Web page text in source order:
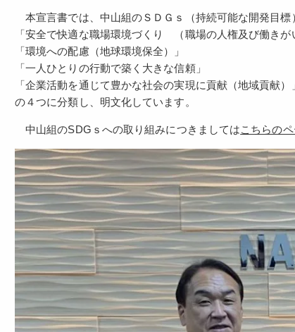
本宣言書では、中山組のＳＤＧｓ（持続可能な開発目標
「安全で快適な職場環境づくり （職場の人権及び働きが
「環境への配慮（地球環境保全）」
「一人ひとりの行動で築く大きな信頼」
「企業活動を通じて豊かな社会の実現に貢献（地域貢献）
の４つに分類し、明文化しています。
中山組のSDGｓへの取り組みにつきましてはこちらの